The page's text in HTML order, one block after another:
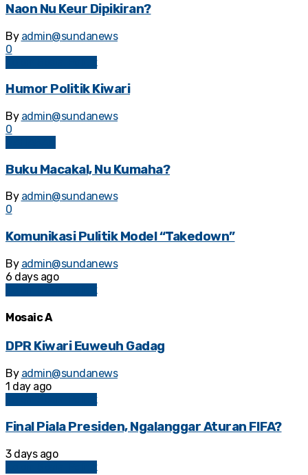
Naon Nu Keur Dipikiran?
By admin@sundanews
0
Humor Politik Kiwari
By admin@sundanews
0
Buku Macakal, Nu Kumaha?
By admin@sundanews
0
Komunikasi Pulitik Model “Takedown”
By admin@sundanews
6 days ago
Mosaic A
DPR Kiwari Euweuh Gadag
By admin@sundanews
1 day ago
Final Piala Presiden, Ngalanggar Aturan FIFA?
3 days ago